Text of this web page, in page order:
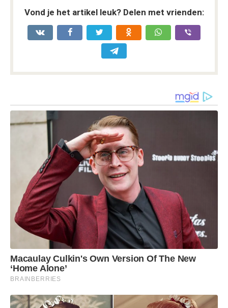
Vond je het artikel leuk? Delen met vrienden: